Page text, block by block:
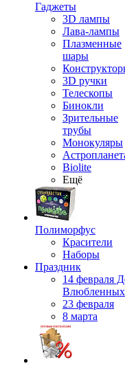
Гаджеты
3D лампы
Лава-лампы
Плазменные
шары
3D ручки
Телескопы
Бинокли
Зрительные
трубы
Монокуляры
Biolite
Ещё
Полиморфус
Красители
Наборы
Праздник
14 февраля
Влюбленных
23 февраля
8 марта